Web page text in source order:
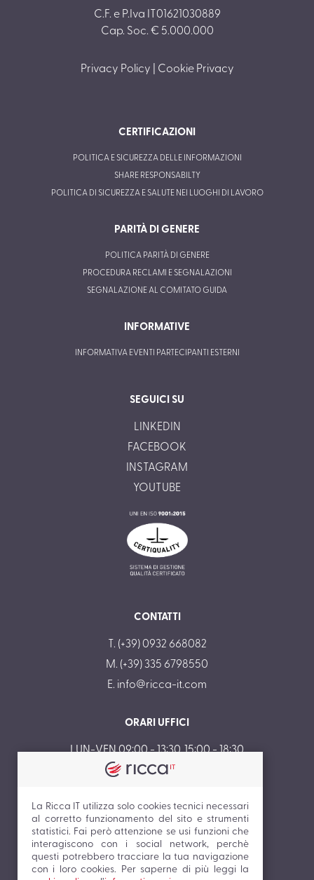
C.F. e P.Iva IT01621030889
Cap. Soc. € 5.000.000
Privacy Policy Cookie Privacy
CERTIFICAZIONI
POLITICA E SICUREZZA DELLE INFORMAZIONI
SHARE RESPONSABILTY
POLITICA DI SICUREZZA E SALUTE NEI LUOGHI DI LAVORO
PARITÀ DI GENERE
POLITICA PARITÀ DI GENERE
PROCEDURA RECLAMI E SEGNALAZIONI
SEGNALAZIONE AL COMITATO GUIDA
INFORMATIVE
INFORMATIVA EVENTI PARTECIPANTI ESTERNI
SEGUICI SU
LINKEDIN
FACEBOOK
INSTAGRAM
YOUTUBE
CONTATTI
T. (+39) 0932 668082
M. (+39) 335 6798550
E. info@ricca-it.com
ORARI UFFICI
LUN-VEN 09:00 - 13:30, 15:00 - 18:30
SAB-DOM CHIUSO
ORARI ASSISTENZA
LUN-VEN 07:30 - 19:00
SAB-DOM CHIUSO
La Ricca IT utilizza solo cookies tecnici necessari
al corretto funzionamento del sito e strumenti
statistici. Fai però attenzione se usi funzioni che
interagiscono con i social network, perchè
questi potrebbero tracciare la tua navigazione
con i loro cookies. Per saperne di più leggi la